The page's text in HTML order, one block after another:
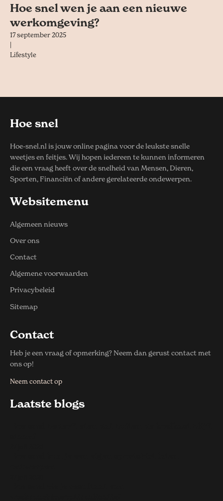
Hoe snel wen je aan een nieuwe
werkomgeving?
17 september 2025
Lifestyle
Hoe snel
Hoe-snel.nl is jouw online pagina voor de leukste snelle
weetjes en feitjes. Wij hopen iedereen te kunnen informeren
die een vraag heeft over de snelheid van Mensen, Dieren,
Sporten, Financiën of andere gerelateerde ondewerpen.
Websitemenu
Algemeen nieuws
Over ons
Contact
Algemene voorwaarden
Privacybeleid
Sitemap
Contact
Heb je een vraag of opmerking? Neem dan gerust contact met
ons op!
Neem contact op
Laatste blogs